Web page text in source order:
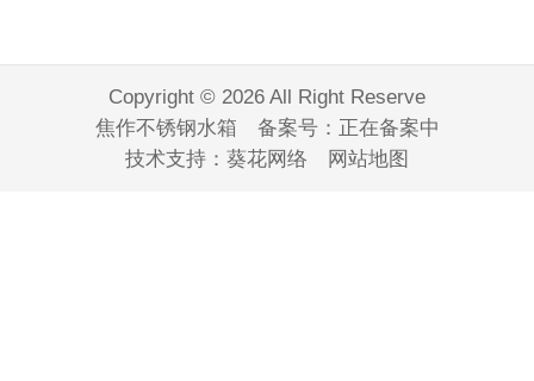
Copyright © 2026 All Right Reserve
焦作不锈钢水箱 备案号： 正在备案中
技术支持： 葵花网络 网站地图